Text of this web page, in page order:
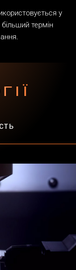
у
більший термін